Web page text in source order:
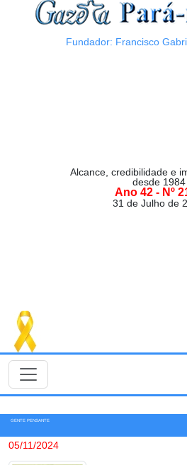
Fundador: Francisco
Alcance, credibilidade e
desde 1984
Ano 42 - Nº
31 de Julho de
GENTE PENSANTE
05/11/2024